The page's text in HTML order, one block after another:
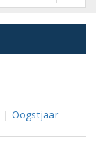
| Oogstjaar